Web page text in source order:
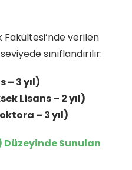
Fakültesi’nde verilen
sınıflandırılır:
– 3 yıl)
Lisans – 2 yıl)
– 3 yıl)
Sunulan